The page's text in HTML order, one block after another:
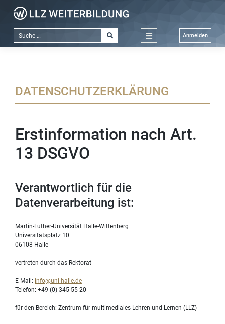
Inhalt
Anmelden
DATENSCHUTZERKLÄRUNG
Erstinformation nach Art.
13 DSGVO
Verantwortlich für die
Datenverarbeitung ist:
Martin-Luther-Universität Halle-Wittenberg
Universitätsplatz 10
06108 Halle
vertreten durch das Rektorat
E-Mail: info@uni-halle.de
Telefon: +49 (0) 345 55-20
für den Bereich: Zentrum für multimediales Lehren und Lernen (LLZ)